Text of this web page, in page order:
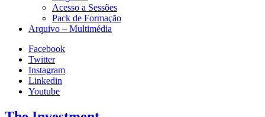
Acesso a Sessões
Pack de Formação
Arquivo – Multimédia
Facebook
Twitter
Instagram
Linkedin
Youtube